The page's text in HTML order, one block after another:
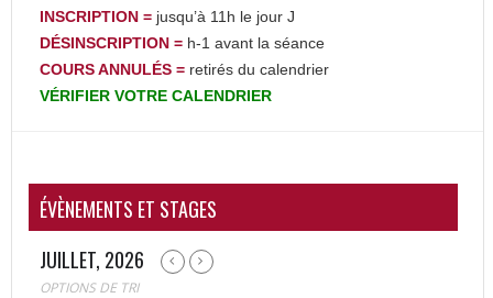
INSCRIPTION = jusqu’à 11h le jour J
DÉSINSCRIPTION = h-1 avant la séance
COURS ANNULÉS = retirés du calendrier
VÉRIFIER VOTRE CALENDRIER
ÉVÈNEMENTS ET STAGES
JUILLET, 2026
OPTIONS DE TRI